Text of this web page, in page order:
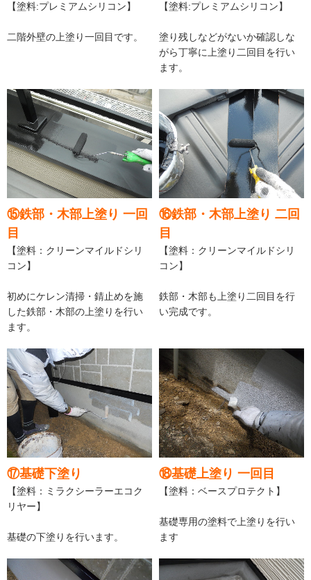
【塗料:プレミアムシリコン】
二階外壁の上塗り一回目です。
【塗料:プレミアムシリコン】
塗り残しなどがないか確認しな
がら丁寧に上塗り二回目を行い
ます。
⑮鉄部・木部上塗り 一回
目
【塗料：クリーンマイルドシリ
コン】
初めにケレン清掃・錆止めを施
した鉄部・木部の上塗りを行い
ます。
⑯鉄部・木部上塗り 二回
目
【塗料：クリーンマイルドシリ
コン】
鉄部・木部も上塗り二回目を行
い完成です。
⑰基礎下塗り
【塗料：ミラクシーラーエコク
リヤー】
基礎の下塗りを行います。
⑱基礎上塗り 一回目
【塗料：ベースプロテクト】
基礎専用の塗料で上塗りを行い
ます